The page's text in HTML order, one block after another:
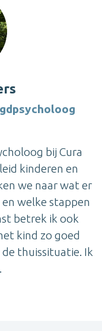
bij Cura
kinderen en
we naar wat er
welke stappen
betrek ik ook
kind zo goed
thuissituatie. Ik